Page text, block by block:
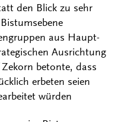
den Blick zu sehr
aus Haupt-
Ausrichtung
betonte, dass
erbeten seien
würden